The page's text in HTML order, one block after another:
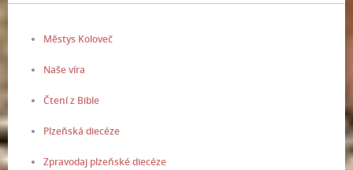
Městys Koloveč
Naše víra
Čtení z Bible
Plzeňská diecéze
Zpravodaj plzeňské diecéze